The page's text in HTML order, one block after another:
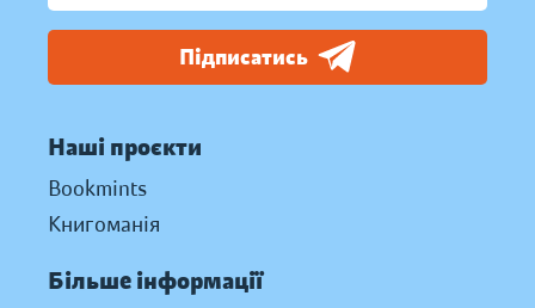
Підписатись
Наші проєкти
Bookmints
Книгоманія
Більше інформації